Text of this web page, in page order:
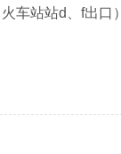
车站站d、f出口）